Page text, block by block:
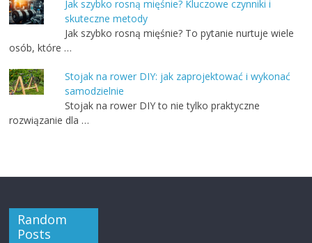
Jak szybko rosną mięśnie? Kluczowe czynniki i
skuteczne metody
Jak szybko rosną mięśnie? To pytanie nurtuje wiele
osób, które …
Stojak na rower DIY: jak zaprojektować i wykonać
samodzielnie
Stojak na rower DIY to nie tylko praktyczne
rozwiązanie dla …
Random
Posts